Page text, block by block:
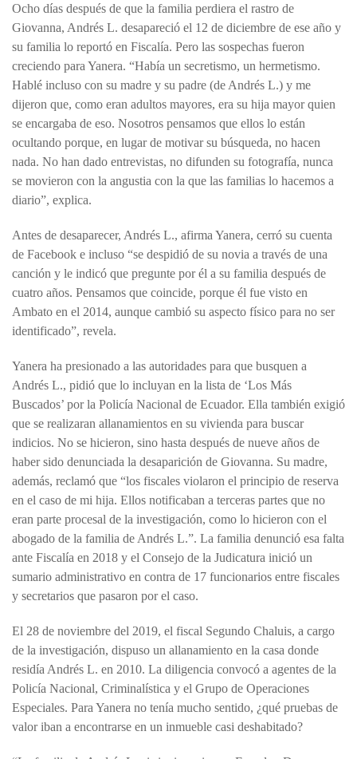
Ocho días después de que la familia perdiera el rastro de
Giovanna, Andrés L. desapareció el 12 de diciembre de ese año y
su familia lo reportó en Fiscalía. Pero las sospechas fueron
creciendo para Yanera. “Había un secretismo, un hermetismo.
Hablé incluso con su madre y su padre (de Andrés L.) y me
dijeron que, como eran adultos mayores, era su hija mayor quien
se encargaba de eso. Nosotros pensamos que ellos lo están
ocultando porque, en lugar de motivar su búsqueda, no hacen
nada. No han dado entrevistas, no difunden su fotografía, nunca
se movieron con la angustia con la que las familias lo hacemos a
diario”, explica.
Antes de desaparecer, Andrés L., afirma Yanera, cerró su cuenta
de Facebook e incluso “se despidió de su novia a través de una
canción y le indicó que pregunte por él a su familia después de
cuatro años. Pensamos que coincide, porque él fue visto en
Ambato en el 2014, aunque cambió su aspecto físico para no ser
identificado”, revela.
Yanera ha presionado a las autoridades para que busquen a
Andrés L., pidió que lo incluyan en la lista de ‘Los Más
Buscados’ por la Policía Nacional de Ecuador. Ella también exigió
que se realizaran allanamientos en su vivienda para buscar
indicios. No se hicieron, sino hasta después de nueve años de
haber sido denunciada la desaparición de Giovanna. Su madre,
además, reclamó que “los fiscales violaron el principio de reserva
en el caso de mi hija. Ellos notificaban a terceras partes que no
eran parte procesal de la investigación, como lo hicieron con el
abogado de la familia de Andrés L.”. La familia denunció esa falta
ante Fiscalía en 2018 y el Consejo de la Judicatura inició un
sumario administrativo en contra de 17 funcionarios entre fiscales
y secretarios que pasaron por el caso.
El 28 de noviembre del 2019, el fiscal Segundo Chaluis, a cargo
de la investigación, dispuso un allanamiento en la casa donde
residía Andrés L. en 2010. La diligencia convocó a agentes de la
Policía Nacional, Criminalística y el Grupo de Operaciones
Especiales. Para Yanera no tenía mucho sentido, ¿qué pruebas de
valor iban a encontrarse en un inmueble casi deshabitado?